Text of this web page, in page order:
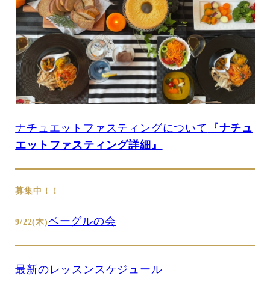
ナチュエットファスティングについて
『ナチュ
エットファスティング詳細』
募集中！！
9/22(木)ベーグルの会
最新のレッスンスケジュール